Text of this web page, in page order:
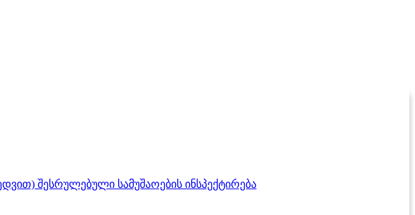
შესრულებული სამუშაოების ინსპექტირება